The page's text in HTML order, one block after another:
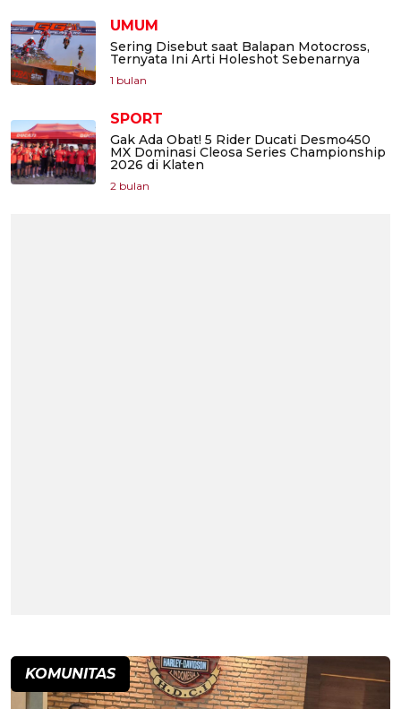
UMUM
Sering Disebut saat Balapan Motocross,
Ternyata Ini Arti Holeshot Sebenarnya
1 bulan
SPORT
Gak Ada Obat! 5 Rider Ducati Desmo450
MX Dominasi Cleosa Series Championship
2026 di Klaten
2 bulan
KOMUNITAS